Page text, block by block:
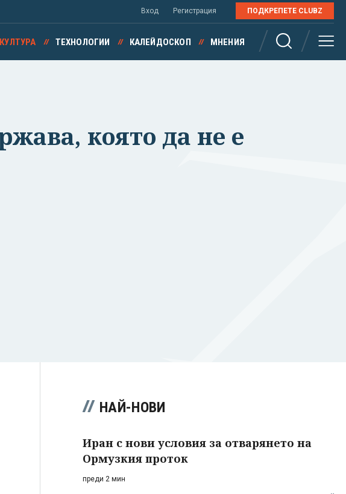
Вход Регистрация ПОДКРЕПЕТЕ CLUBZ
КУЛТУРА ТЕХНОЛОГИИ КАЛЕЙДОСКОП МНЕНИЯ
която да не е
НАЙ-НОВИ
Иран с нови условия за отварянето на
Ормузкия проток
преди 2 мин